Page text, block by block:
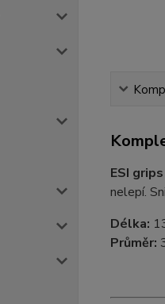
ESI
nelepí.
Délka:
Průměr: